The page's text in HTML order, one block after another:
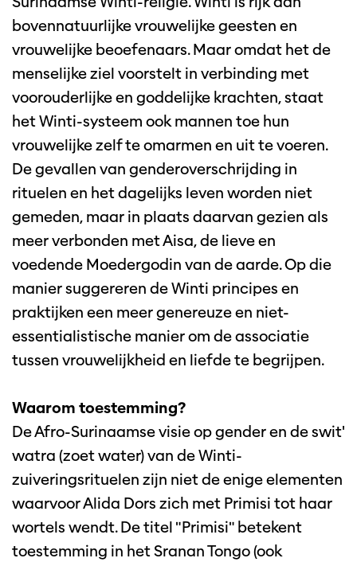
bovennatuurlijke vrouwelijke geesten en
vrouwelijke beoefenaars. Maar omdat het de
menselijke ziel voorstelt in verbinding met
voorouderlijke en goddelijke krachten, staat
het Winti-systeem ook mannen toe hun
vrouwelijke zelf te omarmen en uit te voeren.
De gevallen van genderoverschrijding in
rituelen en het dagelijks leven worden niet
gemeden, maar in plaats daarvan gezien als
meer verbonden met Aisa, de lieve en
voedende Moedergodin van de aarde. Op die
manier suggereren de Winti principes en
praktijken een meer genereuze en niet-
essentialistische manier om de associatie
tussen vrouwelijkheid en liefde te begrijpen.
Waarom toestemming?
De Afro-Surinaamse visie op gender en de swit'
watra (zoet water) van de Winti-
zuiveringsrituelen zijn niet de enige elementen
waarvoor Alida Dors zich met Primisi tot haar
wortels wendt. De titel "Primisi" betekent
toestemming in het Sranan Tongo (ook